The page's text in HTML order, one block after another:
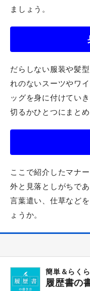
ましょう。
だらしない服装や髪
れのないスーツやワ
ッグを身に付けてい
切るかひとつにまとめ
ここで紹介したマナ
外と見落としがちで
言葉遣い、仕草など
ょうか。
簡単＆らく
履歴書の